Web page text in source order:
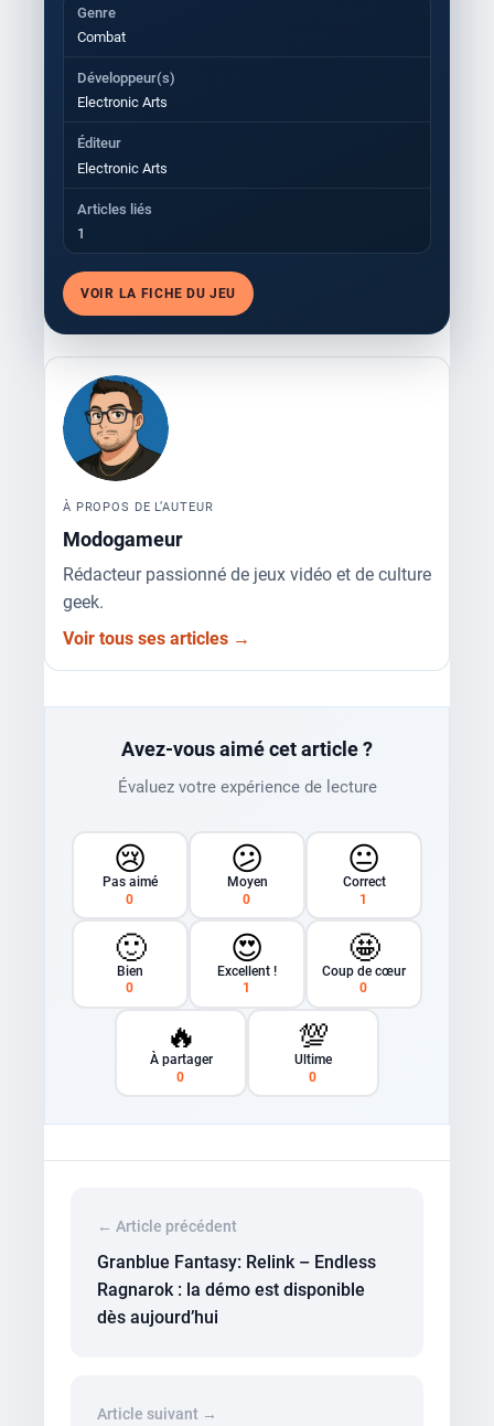
Genre
Combat
Développeur(s)
Electronic Arts
Éditeur
Electronic Arts
Articles liés
1
VOIR LA FICHE DU JEU
À PROPOS DE L’AUTEUR
Modogameur
Rédacteur passionné de jeux vidéo et de culture
geek.
Voir tous ses articles →
Avez-vous aimé cet article ?
Évaluez votre expérience de lecture
😢
Pas aimé
0
😕
Moyen
0
😐
Correct
1
🙂
Bien
0
😍
Excellent !
1
🤩
Coup de cœur
0
🔥
À partager
0
💯
Ultime
0
← Article précédent
Granblue Fantasy: Relink – Endless
Ragnarok : la démo est disponible
dès aujourd’hui
Article suivant →